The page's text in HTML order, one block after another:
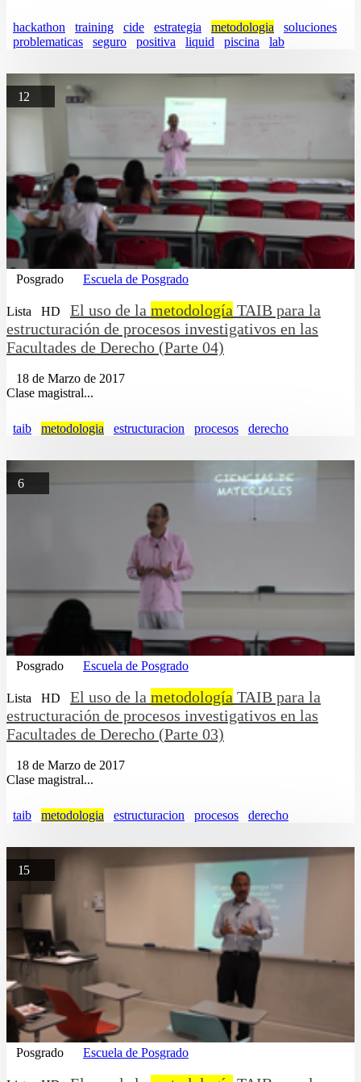
hackathon training cide estrategia metodologia
soluciones
problematicas
seguro positiva liquid piscina lab
12
Posgrado Escuela de Posgrado
Lista HD El uso de la metodología TAIB para la
estructuración de procesos investigativos en las
Facultades de Derecho (Parte 04)
18 de Marzo de 2017
Clase magistral...
taib metodologia estructuracion procesos derecho
6
Posgrado Escuela de Posgrado
Lista HD El uso de la metodología TAIB para la
estructuración de procesos investigativos en las
Facultades de Derecho (Parte 03)
18 de Marzo de 2017
Clase magistral...
taib metodologia estructuracion procesos derecho
15
Posgrado Escuela de Posgrado